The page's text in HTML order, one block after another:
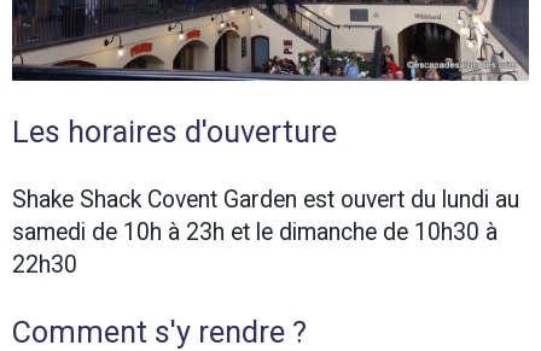
Les horaires d'ouverture
Shake Shack Covent Garden est ouvert du lundi au
samedi de 10h à 23h et le dimanche de 10h30 à
22h30
Comment s'y rendre ?